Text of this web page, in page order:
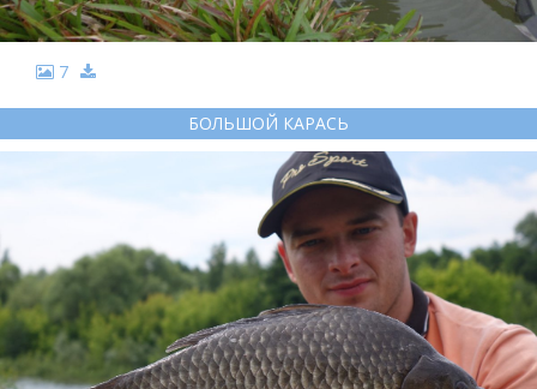
7
БОЛЬШОЙ КАРАСЬ